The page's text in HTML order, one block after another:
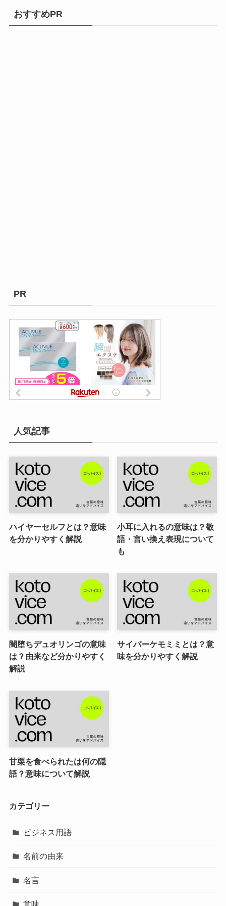
おすすめPR
PR
人気記事
ハイヤーセルフとは？意味
を分かりやすく解説
小耳に入れるの意味は？敬
語・言い換え表現について
も
闇堕ちデュオリンゴの意味
は？由来など分かりやすく
解説
サイバーケモミミとは？意
味を分かりやすく解説
甘栗を食べられたは何の隠
語？意味について解説
カテゴリー
ビジネス用語
名前の由来
名言
意味